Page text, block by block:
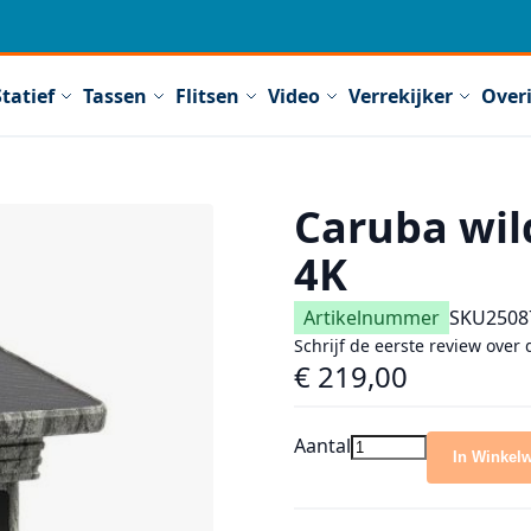
Tassen Flitsen Video Verrekijker
Caruba
4K
Artikelnummer SKU
Schrijf de eerste review over
€ 219,00
Aantal In